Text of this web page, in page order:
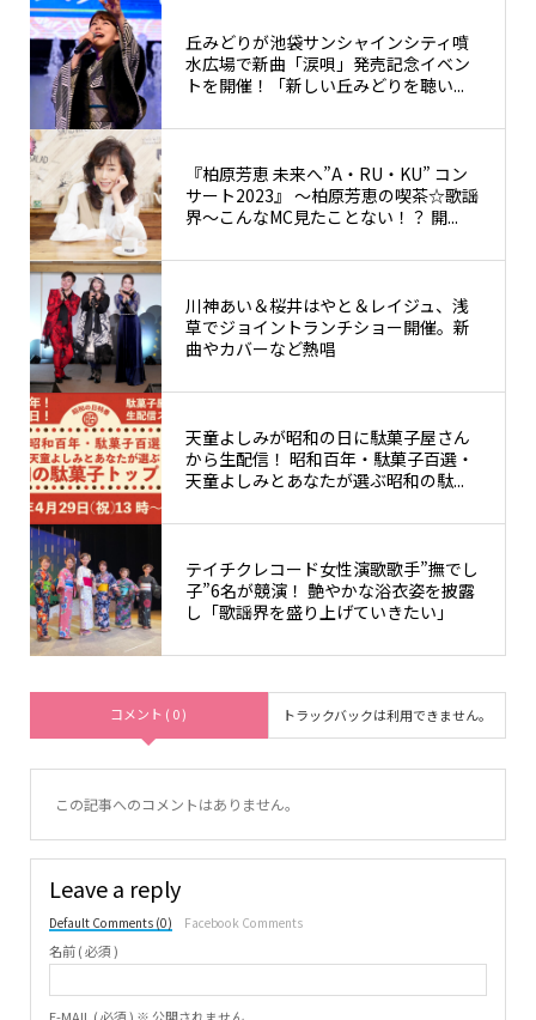
丘みどりが池袋サンシャインシティ噴
水広場で新曲「涙唄」発売記念イベン
トを開催！「新しい丘みどりを聴い...
『柏原芳恵 未来へ”A・RU・KU” コン
サート2023』 〜柏原芳恵の喫茶☆歌謡
界〜こんなMC見たことない！？ 開...
川神あい＆桜井はやと＆レイジュ、浅
草でジョイントランチショー開催。新
曲やカバーなど熱唱
天童よしみが昭和の日に駄菓子屋さん
から生配信！ 昭和百年・駄菓子百選・
天童よしみとあなたが選ぶ昭和の駄...
テイチクレコード女性演歌歌手”撫でし
子”6名が競演！ 艶やかな浴衣姿を披露
し「歌謡界を盛り上げていきたい」
コメント ( 0 ) トラックバックは利用できません。
この記事へのコメントはありません。
Leave a reply
Default Comments (0) Facebook Comments
名前 ( 必須 )